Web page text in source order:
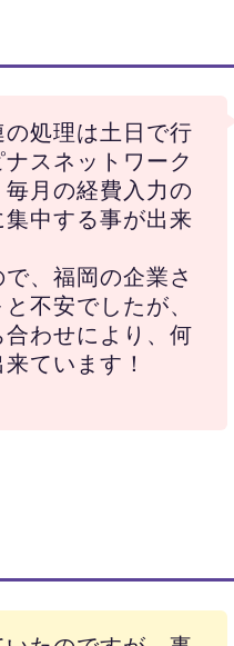
処理は土日で行
スネットワーク
月の経費入力の
中する事が出来
、福岡の企業さ
不安でしたが、
わせにより、何
ています！